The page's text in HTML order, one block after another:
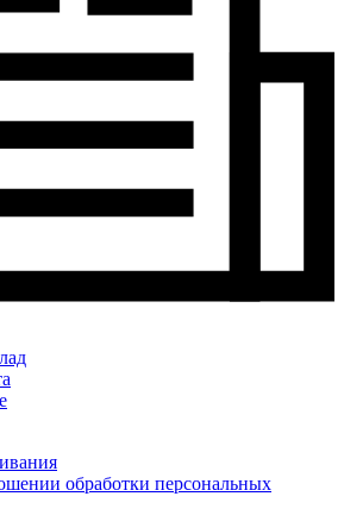
обработки персональных